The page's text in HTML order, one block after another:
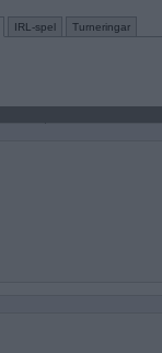
IRL-spel Turneringar